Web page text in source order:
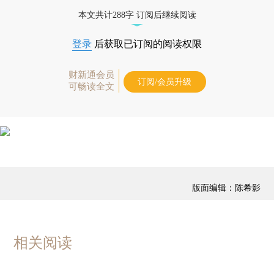
本文共计288字 订阅后继续阅读
登录 后获取已订阅的阅读权限
财新通会员
可畅读全文
订阅/会员升级
版面编辑：陈希影
相关阅读